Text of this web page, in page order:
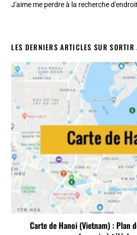
J'aime me perdre à la recherche
LES DERNIERS ARTICLES SUR SORTIR
Carte de Hanoi (Vietnam) : Plan